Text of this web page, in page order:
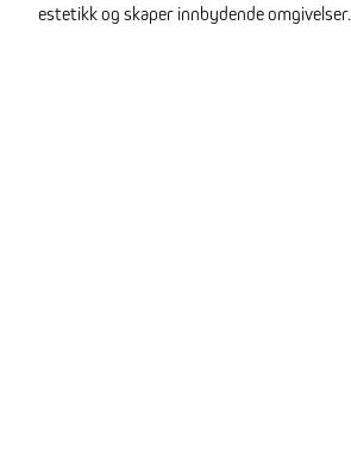
estetikk og skaper innbydende omgivelser.